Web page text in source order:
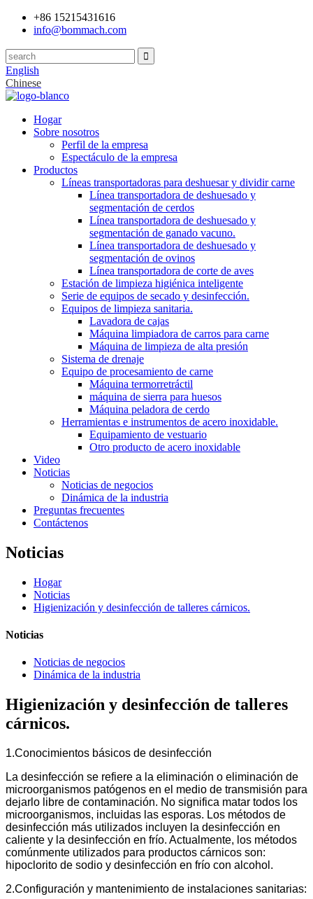
+86 15215431616
info@bommach.com
English
Chinese
Hogar
Sobre nosotros
Perfil de la empresa
Espectáculo de la empresa
Productos
Líneas transportadoras para deshuesar y dividir carne
Línea transportadora de deshuesado y
segmentación de cerdos
Línea transportadora de deshuesado y
segmentación de ganado vacuno.
Línea transportadora de deshuesado y
segmentación de ovinos
Línea transportadora de corte de aves
Estación de limpieza higiénica inteligente
Serie de equipos de secado y desinfección.
Equipos de limpieza sanitaria.
Lavadora de cajas
Máquina limpiadora de carros para carne
Máquina de limpieza de alta presión
Sistema de drenaje
Equipo de procesamiento de carne
Máquina termorretráctil
máquina de sierra para huesos
Máquina peladora de cerdo
Herramientas e instrumentos de acero inoxidable.
Equipamiento de vestuario
Otro producto de acero inoxidable
Video
Noticias
Noticias de negocios
Dinámica de la industria
Preguntas frecuentes
Contáctenos
Noticias
Hogar
Noticias
Higienización y desinfección de talleres cárnicos.
Noticias
Noticias de negocios
Dinámica de la industria
Higienización y desinfección de talleres
cárnicos.
1.Conocimientos básicos de desinfección
La desinfección se refiere a la eliminación o eliminación de
microorganismos patógenos en el medio de transmisión para
dejarlo libre de contaminación. No significa matar todos los
microorganismos, incluidas las esporas. Los métodos de
desinfección más utilizados incluyen la desinfección en
caliente y la desinfección en frío. Actualmente, los métodos
comúnmente utilizados para productos cárnicos son:
hipoclorito de sodio y desinfección en frío con alcohol.
2.Configuración y mantenimiento de instalaciones sanitarias: